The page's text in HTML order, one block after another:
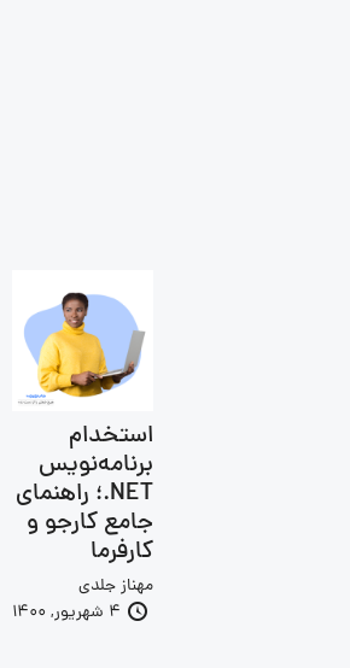
استخدام
برنامه‌نویس
NET.؛ راهنمای
جامع کارجو و
کارفرما
مهناز جلدی
4 شهریور, 1400